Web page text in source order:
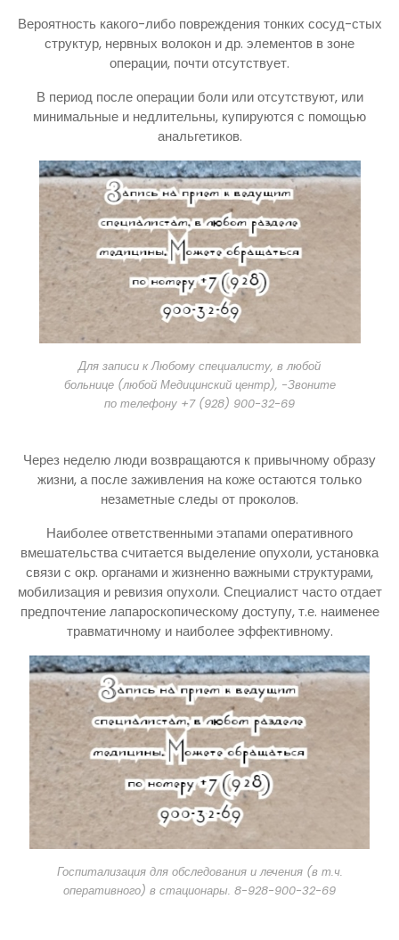
Вероятность какого-либо повреждения тонких сосуд-стых
структур, нервных волокон и др. элементов в зоне
операции, почти отсутствует.
В период после операции боли или отсутствуют, или
минимальные и недлительны, купируются с помощью
анальгетиков.
Для записи к Любому специалисту, в любой
больнице (любой Медицинский центр), -Звоните
по телефону +7 (928) 900-32-69
Через неделю люди возвращаются к привычному образу
жизни, а после заживления на коже остаются только
незаметные следы от проколов.
Наиболее ответственными этапами оперативного
вмешательства считается выделение опухоли, установка
связи с окр. органами и жизненно важными структурами,
мобилизация и ревизия опухоли. Специалист часто отдает
предпочтение лапароскопическому доступу, т.е. наименее
травматичному и наиболее эффективному.
Госпитализация для обследования и лечения (в т.ч.
оперативного) в стационары. 8-928-900-32-69